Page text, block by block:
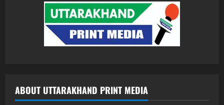
ABOUT UTTARAKHAND PRINT MEDIA